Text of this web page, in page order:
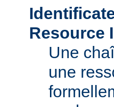
Resource
Une
une